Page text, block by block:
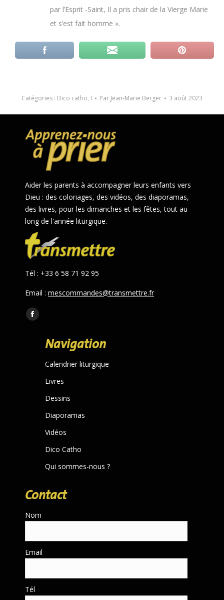
par l’Esprit -Saint, Il a pris chair de la Vierge Marie
et s’est fait homme ».
Catégories : Dico catho, I Par Jean-Marie Berger 3 août 2023
Aider les parents à accompagner leurs enfants vers
Dieu : des coloriages, des vidéos, des diaporamas,
des livres, pour les dimanches et les fêtes, tout au
long de l'année liturgique.
Tél : +33 6 58 71 92 95
Email : mescommandes@transmettre.fr
Trouvez nous sur :
Facebook
opens
window
Navigation
Calendrier liturgique
Livres
Dessins
Diaporamas
Vidéos
Dico Catho
Qui sommes-nous ?
Contact
Nom
Email
Tél